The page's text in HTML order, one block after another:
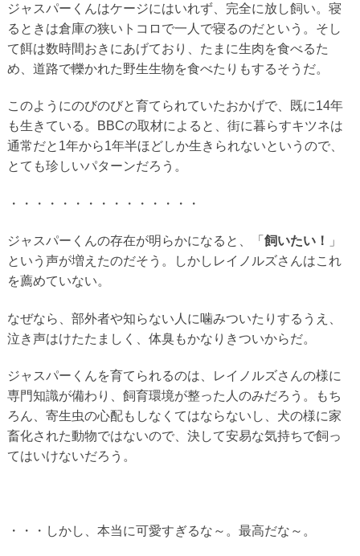
ジャスパーくんはケージにはいれず、完全に放し飼い。寝
るときは倉庫の狭いトコロで一人で寝るのだという。そし
て餌は数時間おきにあげており、たまに生肉を食べるた
め、道路で轢かれた野生生物を食べたりもするそうだ。
このようにのびのびと育てられていたおかげで、既に14年
も生きている。BBCの取材によると、街に暮らすキツネは
通常だと1年から1年半ほどしか生きられないというので、
とても珍しいパターンだろう。
・・・・・・・・・・・・・・・
ジャスパーくんの存在が明らかになると、「 飼いたい！
」
という声が増えたのだそう。しかしレイノルズさんはこれ
を薦めていない。
なぜなら、部外者や知らない人に噛みついたりするうえ、
泣き声はけたたましく、体臭もかなりきついからだ。
ジャスパーくんを育てられるのは、レイノルズさんの様に
専門知識が備わり、飼育環境が整った人のみだろう。もち
ろん、寄生虫の心配もしなくてはならないし、犬の様に家
畜化された動物ではないので、決して安易な気持ちで飼っ
てはいけないだろう。
・・・しかし、本当に可愛すぎるな～。最高だな～。